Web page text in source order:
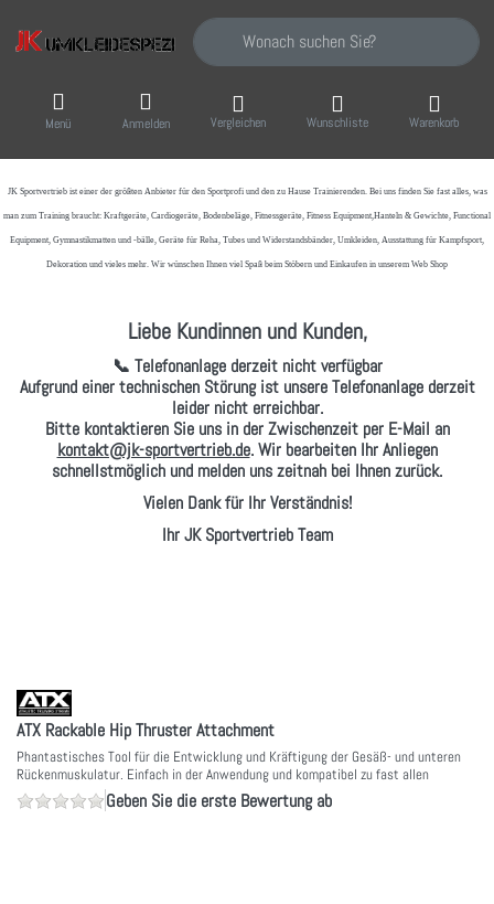
Geben Sie einen Suchbegriff ein. Während
Menü Anmelden Vergleichen Wunschliste Warenkorb
JK Sportvertrieb ist einer der größten Anbieter für den Sportprofi und den zu Hause Trainierenden. Bei uns finden Sie fast alles, was
man zum Training braucht: Kraftgeräte, Cardiogeräte, Bodenbeläge, Fitnessgeräte, Fitness Equipment,Hanteln & Gewichte, Functional
Equipment, Gymnastikmatten und -bälle, Geräte für Reha, Tubes und Widerstandsbänder, Umkleiden, Ausstattung für Kampfsport,
Dekoration und vieles mehr. Wir wünschen Ihnen viel Spaß beim Stöbern und Einkaufen in unserem Web Shop
Liebe Kundinnen und Kunden,
📞 Telefonanlage derzeit nicht verfügbar
Aufgrund einer technischen Störung ist unsere Telefonanlage derzeit
leider nicht erreichbar.
Bitte kontaktieren Sie uns in der Zwischenzeit per E-Mail an
kontakt@jk-sportvertrieb.de. Wir bearbeiten Ihr Anliegen
schnellstmöglich und melden uns zeitnah bei Ihnen zurück.
Vielen Dank für Ihr Verständnis!
Ihr JK Sportvertrieb Team
ATX Rackable Hip Thruster Attachment
Phantastisches Tool für die Entwicklung und Kräftigung der Gesäß- und unteren
Rückenmuskulatur. Einfach in der Anwendung und kompatibel zu fast allen
Geben Sie die erste Bewertung ab